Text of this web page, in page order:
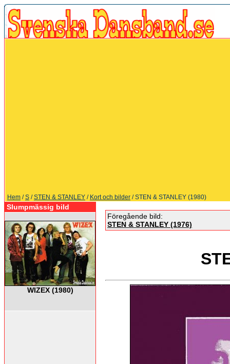
Hem /S /STEN & STANLEY / Kort och bilder / STEN & STANLEY (1980)
Slumpmässig bild
WIZEX (1980)
Föregående bild:
STEN & STANLEY (1976)